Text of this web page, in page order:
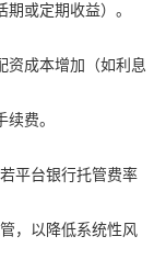
或定期收益）。
资成本增加（如利息
费。
平台银行托管费率
，以降低系统性风